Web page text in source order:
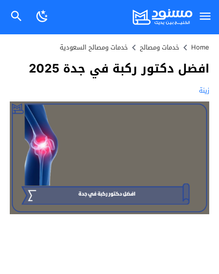
Home خدمات ومصالح خدمات ومصالح السعودية
افضل دكتور ركبة في جدة 2025
زينة